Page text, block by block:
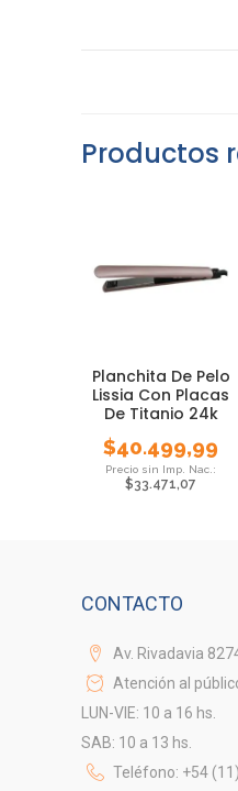
Productos
Planchita De Pelo
Lissia Con Placas
De Titanio 24k
$40.499,99
$33.471,07
CONTACTO
Av. Rivadavia
Atención al
LUN-VIE: 10 a 16 hs.
SAB: 10 a 13 hs.
Teléfono: +54